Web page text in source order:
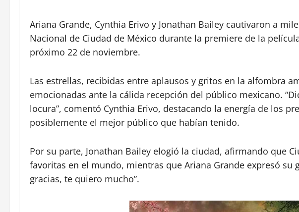
Ariana Grande, Cynthia Erivo y Jonathan Bailey cautivaron a
Nacional de Ciudad de México durante la premiere de la
próximo 22 de noviembre.
Las estrellas, recibidas entre aplausos y gritos en la alfombra
emocionadas ante la cálida recepción del público mexicano.
locura”, comentó Cynthia Erivo, destacando la energía de los
posiblemente el mejor público que habían tenido.
Por su parte, Jonathan Bailey elogió la ciudad, afirmando que
favoritas en el mundo, mientras que Ariana Grande expresó su
gracias, te quiero mucho”.